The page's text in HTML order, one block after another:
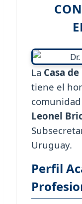
La Casa
tiene el
Leonel
Uruguay.
Perfil